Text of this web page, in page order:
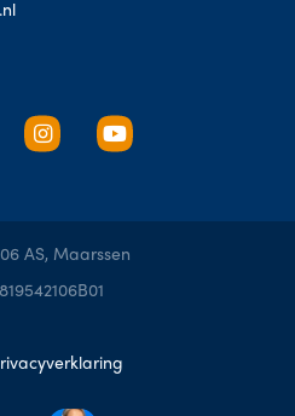
AS, Maarssen